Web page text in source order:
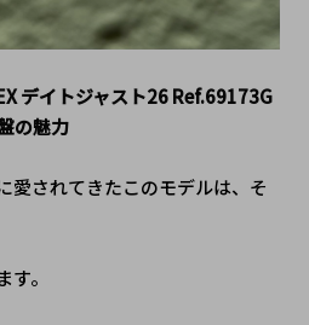
デイトジャスト26 Ref.69173G
の魅力
愛されてきたこのモデルは、そ
。